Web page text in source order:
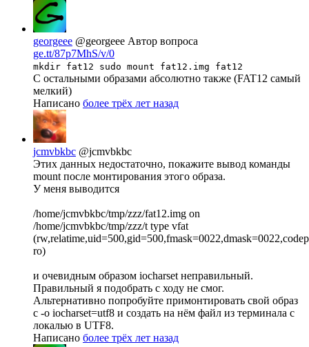
georgeee @georgeee Автор вопроса
ge.tt/87p7MhS/v/0
mkdir fat12 sudo mount fat12.img fat12
С остальными образами абсолютно также (FAT12 самый
мелкий)
Написано более трёх лет назад
jcmvbkbc @jcmvbkbc
Этих данных недостаточно, покажите вывод команды
mount после монтирования этого образа.
У меня выводится
/home/jcmvbkbc/tmp/zzz/fat12.img on
/home/jcmvbkbc/tmp/zzz/t type vfat
ro)
и очевидным образом iocharset неправильный.
Правильный я подобрать с ходу не смог.
Альтернативно попробуйте примонтировать свой образ
с -o iocharset=utf8 и создать на нём файл из терминала с
локалью в UTF8.
Написано более трёх лет назад